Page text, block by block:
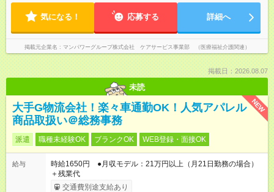
気になる！ 応募する 詳細へ
掲載元企業名 マンパワーグループ株式会社 ケアサービス事業部 （医療福祉介護関連）
掲載日：2026.08.07
未読
NEW
大手G物流会社！楽々車通勤OK！人気アパレル
商品取扱い＠総務事務
派遣 職種未経験OK ブランクOK WEB登録・面接OK
給与
時給1650円 ●月収モデル：21万円以上（月21日勤務の場合）
＋残業代
交通費別途支給あり